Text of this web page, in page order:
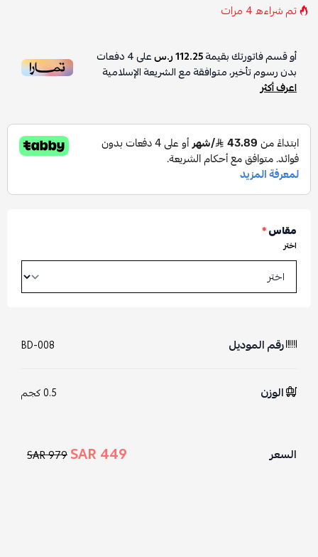
تم شراءه4 مرات
أو قسم فاتورتك بقيمة112.25 ر.س على4دفعات
بدون رسوم تأخير، متوافقة مع الشريعة الإسلامية
اعرف أكثر
مقاس*
اختر
رقم الموديل BD-008
الوزن 0.5 كجم
السعر 449 SAR
979 SAR